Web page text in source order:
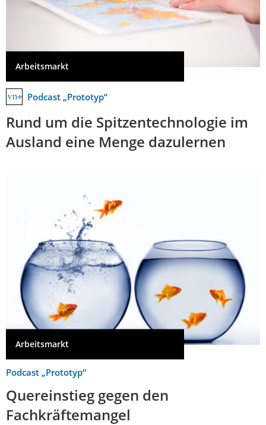
Arbeitsmarkt
Podcast „Prototyp“
Rund um die Spitzentechnologie im
Ausland eine Menge dazulernen
Arbeitsmarkt
Podcast „Prototyp“
Quereinstieg gegen den
Fachkräftemangel